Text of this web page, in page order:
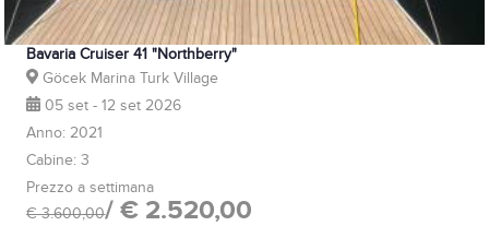
Bavaria Cruiser 41 "Northberry"
Göcek Marina Turk Village
05 set - 12 set 2026
Anno: 2021
Cabine: 3
Prezzo a settimana
€ 3.600,00/ € 2.520,00